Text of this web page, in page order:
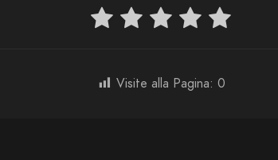
Visite alla Pagina: 0